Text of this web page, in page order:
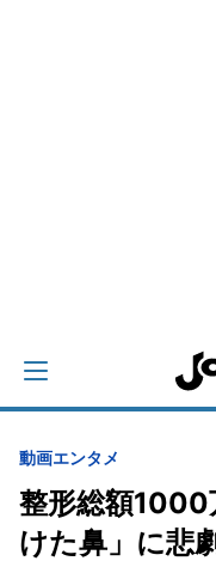
動画エンタメ
整形総額1000
けた鼻」に悲